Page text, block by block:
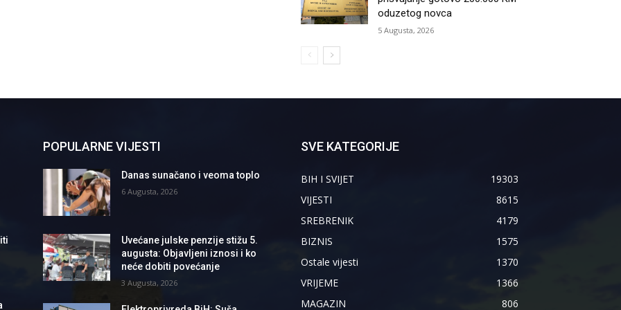
oduzetog novca
5 Augusta, 2026
POPULARNE VIJESTI
Danas sunačano i veoma toplo
6 Augusta, 2026
Uvećane julske penzije stižu 5.
augusta: Objavljeni iznosi i ko
neće dobiti povećanje
3 Augusta, 2026
SVE KATEGORIJE
BIH I SVIJET
19303
VIJESTI
8615
SREBRENIK
4179
BIZNIS
1575
Ostale vijesti
1370
VRIJEME
1366
MAGAZIN
806